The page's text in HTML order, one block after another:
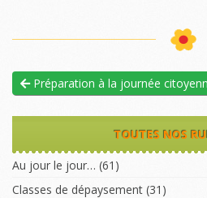
Préparation à la journée
TOUTES NOS
Au jour le jour… (61)
Classes de dépaysement (31)